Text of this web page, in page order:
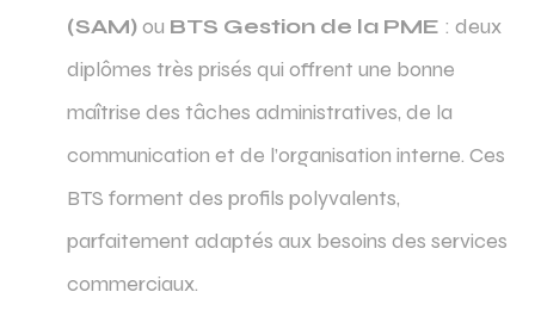
(SAM)ou BTS Gestion de la PME : deux
diplômes très prisés qui offrent une bonne
maîtrise des tâches administratives, de la
communication et de l’organisation interne. Ces
BTS forment des profils polyvalents,
parfaitement adaptés aux besoins des services
commerciaux.